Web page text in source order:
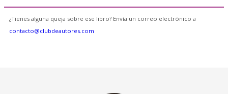
¿Tienes alguna queja sobre ese libro? Envía un correo electrónico a
contacto@clubdeautores.com